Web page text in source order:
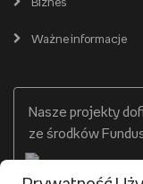
Empik Selfpublishing
Produkty cyfrowe
Biznes
Zakupy hurtowe
Ważne informacje
Cennik dostawy
Nasze projekty
ze środków